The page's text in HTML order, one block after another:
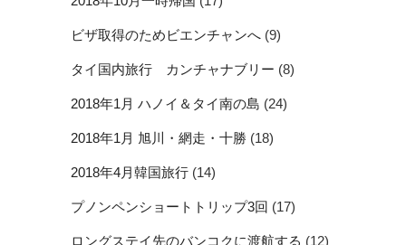
ビザ取得のためビエンチャンへ (9)
タイ国内旅行 カンチャナブリー (8)
2018年1月 ハノイ＆タイ南の島 (24)
2018年1月 旭川・網走・十勝 (18)
2018年4月韓国旅行 (14)
プノンペンショートトリップ3回 (17)
ロングステイ先のバンコクに渡航する (12)